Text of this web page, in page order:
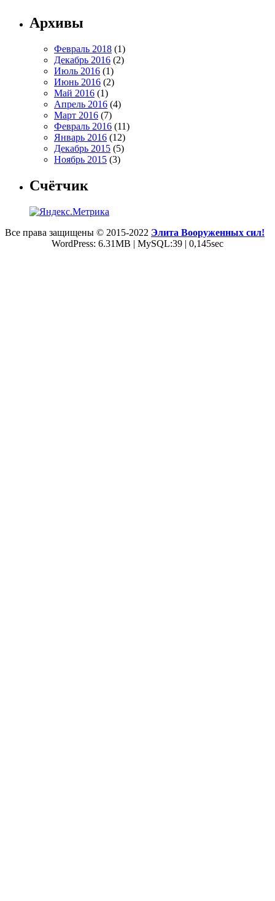
Архивы
Февраль 2018 (1)
Декабрь 2016 (2)
Июль 2016 (1)
Июнь 2016 (2)
Май 2016 (1)
Апрель 2016 (4)
Март 2016 (7)
Февраль 2016 (11)
Январь 2016 (12)
Декабрь 2015 (5)
Ноябрь 2015 (3)
Счётчик
Все права защищены © 2015-2022 Элита Вооруженных сил!
WordPress: 6.31MB | MySQL:39 | 0,145sec